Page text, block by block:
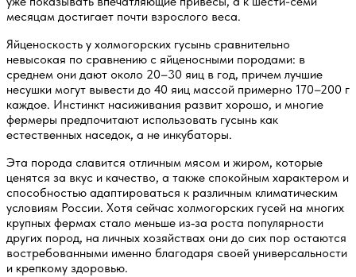
месяцам достигает почти взрослого веса.
Яйценоскость у холмогорских гусынь сравнительно
невысокая по сравнению с яйценосными породами: в
среднем они дают около 20–30 яиц в год, причем лучшие
несушки могут вывести до 40 яиц массой примерно 170–200 г
каждое. Инстинкт насиживания развит хорошо, и многие
фермеры предпочитают использовать гусынь как
естественных наседок, а не инкубаторы.
Эта порода славится отличным мясом и жиром, которые
ценятся за вкус и качество, а также спокойным характером и
способностью адаптироваться к различным климатическим
условиям России. Хотя сейчас холмогорских гусей на многих
крупных фермах стало меньше из‑за роста популярности
других пород, на личных хозяйствах они до сих пор остаются
востребованными именно благодаря своей универсальности
и крепкому здоровью.